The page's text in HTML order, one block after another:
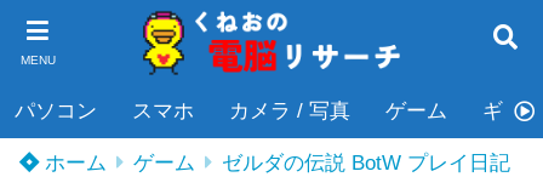
MENU
パソコン スマホ カメラ / 写真 ゲーム ギター
ホーム ゲーム ゼルダの伝説 BotW プレイ日記